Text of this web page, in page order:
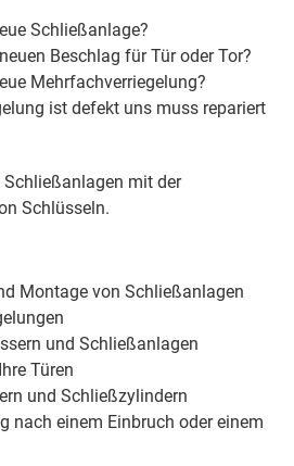
Schließanlage?
Beschlag für Tür oder Tor?
Mehrfachverriegelung?
ist defekt uns muss repariert
mit der
Schlüsseln.
Montage von Schließanlagen
und Schließanlagen
Türen
und Schließzylindern
nach einem Einbruch oder einem